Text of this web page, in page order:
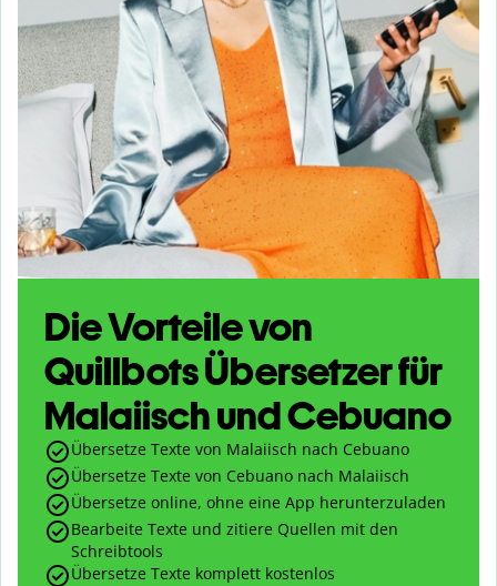
Die Vorteile von
Quillbots Übersetzer für
Malaiisch und Cebuano
Übersetze Texte von Malaiisch nach Cebuano
Übersetze Texte von Cebuano nach Malaiisch
Übersetze online, ohne eine App herunterzuladen
Bearbeite Texte und zitiere Quellen mit den
Schreibtools
Übersetze Texte komplett kostenlos